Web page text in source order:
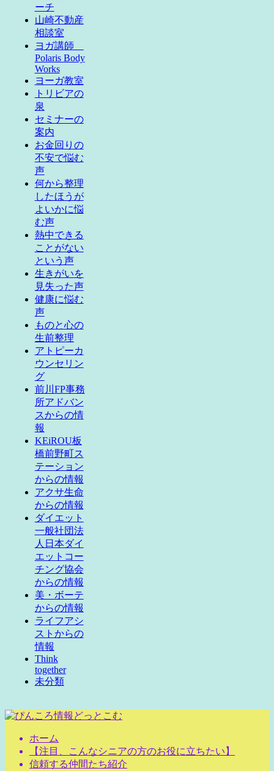
ーチ
山崎不動産
相談室
ヨガ講師
Polaris Body
Works
ヨーガ教室
トリビアの
泉
セミナーの
案内
お金回りの
不安で悩む
声
何から整理
したほうが
よいかに悩
む声
熱中できる
ことがない
という声
生きがいを
見失った声
健康に悩む
声
ものと心の
生前整理
アトピーカ
ウンセリン
グ
前川FP事務
所アドバン
スからの情
報
KEiROU板
橋前野町ス
テーション
からの情報
アクサ生命
からの情報
ダイエット
一般社団法
人日本ダイ
エットコー
チング協会
からの情報
美・ボーテ
からの情報
ライフアシ
ストからの
情報
Think
together
未分類
ホーム
【注目、こんなシニアの方のお役に立ちたい】
信頼する仲間たち紹介